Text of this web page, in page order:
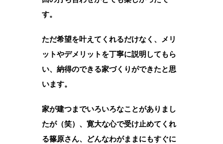
す。
ただ希望を叶えてくれるだけなく、メリ
ットやデメリットを丁寧に説明してもら
い、納得のできる家づくりができたと思
います。
家が建つまでいろいろなことがありまし
たが（笑）、寛大な心で受け止めてくれ
る篠原さん、どんなわがままにもすぐに